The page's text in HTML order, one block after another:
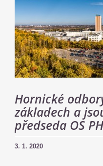
Hornické
základech a
předseda OS
3. 1. 2020